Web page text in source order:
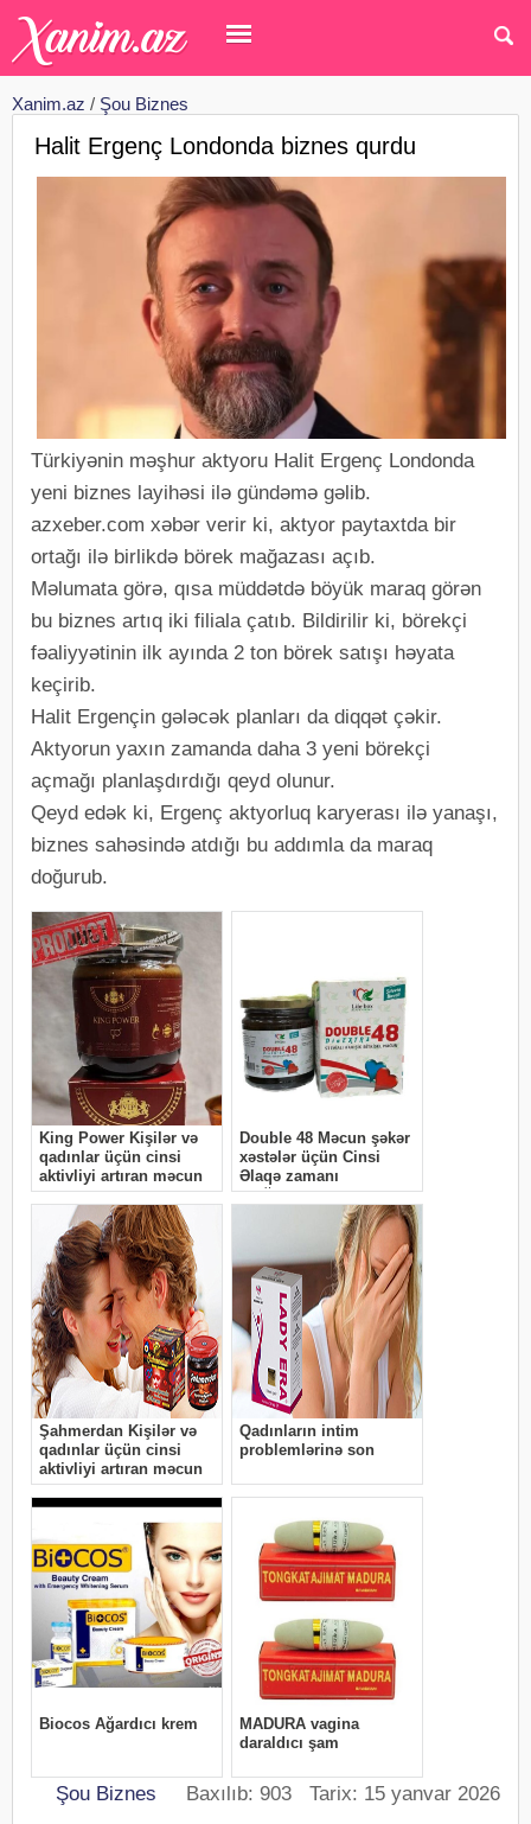
Xanim.az / Şou Biznes
Halit Ergenç Londonda biznes qurdu
Türkiyənin məşhur aktyoru Halit Ergenç Londonda
yeni biznes layihəsi ilə gündəmə gəlib.
azxeber.com xəbər verir ki, aktyor paytaxtda bir
ortağı ilə birlikdə börek mağazası açıb.
Məlumata görə, qısa müddətdə böyük maraq görən
bu biznes artıq iki filiala çatıb. Bildirilir ki, börekçi
fəaliyyətinin ilk ayında 2 ton börek satışı həyata
keçirib.
Halit Ergençin gələcək planları da diqqət çəkir.
Aktyorun yaxın zamanda daha 3 yeni börekçi
açmağı planlaşdırdığı qeyd olunur.
Qeyd edək ki, Ergenç aktyorluq karyerası ilə yanaşı,
biznes sahəsində atdığı bu addımla da maraq
doğurub.
Şou Biznes Baxılıb: 903 Tarix: 15 yanvar 2026